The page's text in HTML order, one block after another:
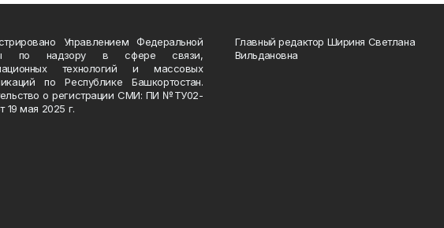
Управлением Федеральной
по надзору в сфере связи,
технологий и массовых
по Республике Башкортостан.
о регистрации СМИ: ПИ №ТУ02-
19 мая 2025 г.
Главный редактор Шириня Светлана
Вильдановна